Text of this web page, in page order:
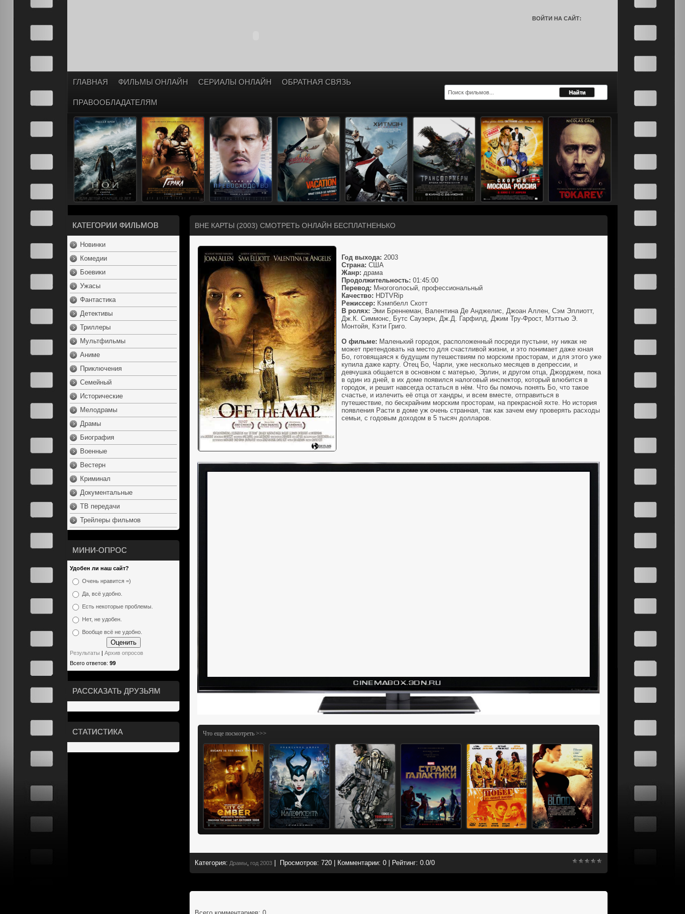
ВОЙТИ НА САЙТ:
ГЛАВНАЯ ФИЛЬМЫ ОНЛАЙН СЕРИАЛЫ ОНЛАЙН ОБРАТНАЯ СВЯЗЬ
ПРАВООБЛАДАТЕЛЯМ
КАТЕГОРИИ ФИЛЬМОВ
Новинки
Комедии
Боевики
Ужасы
Фантастика
Детективы
Триллеры
Мультфильмы
Аниме
Приключения
Семейный
Исторические
Мелодрамы
Драмы
Биография
Военные
Вестерн
Криминал
Документальные
ТВ передачи
Трейлеры фильмов
МИНИ-ОПРОС
Удобен ли наш сайт?
Очень нравится =)
Да, всё удобно.
Есть некоторые проблемы.
Нет, не удобен.
Вообще всё не удобно.
Результаты
Архив опросов
Всего ответов: 99
РАССКАЗАТЬ ДРУЗЬЯМ
СТАТИСТИКА
ВНЕ КАРТЫ (2003) СМОТРЕТЬ ОНЛАЙН БЕСПЛАТНЕНЬКО
Год выхода: 2003
Страна: США
Жанр: драма
Продолжительность: 01:45:00
Перевод: Многоголосый, профессиональный
Качество: HDTVRip
Режиссер: Кэмпбелл Скотт
В ролях: Эми Бреннеман, Валентина Де Анджелис, Джоан Аллен, Сэм Эллиотт,
Дж.К. Симмонс, Бутс Саузерн, Дж.Д. Гарфилд, Джим Тру-Фрост, Мэттью Э.
Монтойя, Кэти Григо.
О фильме: Маленький городок, расположенный посреди пустыни, ну никак не
может претендовать на место для счастливой жизни, и это понимает даже юная
Бо, готовящаяся к будущим путешествиям по морским просторам, и для этого уже
купила даже карту. Отец Бо, Чарли, уже несколько месяцев в депрессии, и
девчушка общается в основном с матерью, Эрлин, и другом отца, Джорджем, пока
в один из дней, в их доме появился налоговый инспектор, который влюбится в
городок, и решит навсегда остаться в нём. Что бы помочь понять Бо, что такое
счастье, и излечить её отца от хандры, и всем вместе, отправиться в
путешествие, по бескрайним морским просторам, на прекрасной яхте. Но история
появления Расти в доме уж очень странная, так как зачем ему проверять расходы
семьи, с годовым доходом в 5 тысяч долларов.
Что еще посмотреть >>>
Категория: Драмы год 2003 Просмотров: 720 Комментарии: 0 Рейтинг: 0.0/0